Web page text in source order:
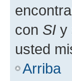
con SI y
usted
Arriba